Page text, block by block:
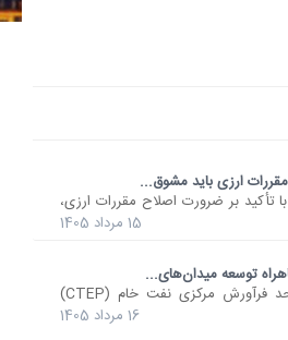
ارزی باید مشوق...
تأکید بر ضرورت اصلاح مقررات ارزی،
15 مرداد 1405
توسعه میدان‌های...
تکمیل ردیف‌های A و B واحد فرآورش مرکزی نفت خام (CTEP)
16 مرداد 1405